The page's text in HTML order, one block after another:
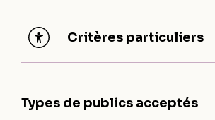
Critères particuliers
Types de publics acceptés